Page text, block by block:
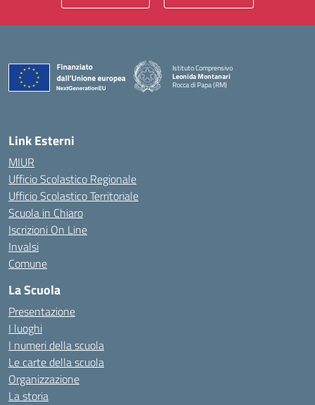
Istituto Comprensivo
Leonida Montanari
Rocca di Papa (RM)
— Visita la pagina iniziale della scuola
Link Esterni
MIUR
Ufficio Scolastico Regionale
Ufficio Scolastico Territoriale
Scuola in Chiaro
Iscrizioni On Line
Invalsi
Comune
La Scuola
Presentazione
I luoghi
I numeri della scuola
Le carte della scuola
Organizzazione
La storia